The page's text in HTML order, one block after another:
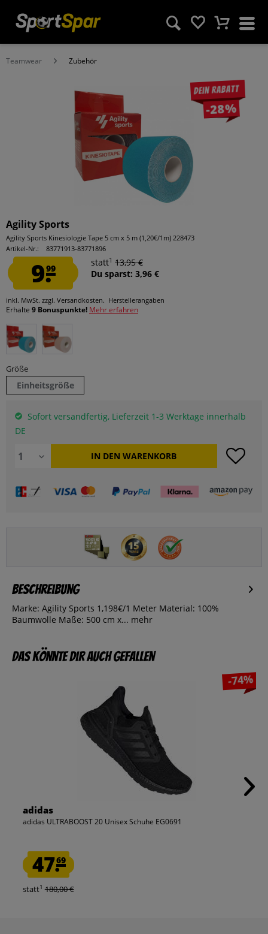
Teamwear Zubehör
Dein Rabatt
-28%
Agility Sports
Agility Sports Kinesiologie Tape 5 cm x 5 m (1,20€/1m) 228473
Artikel-Nr.:
83771913-83771896
9.99
statt1 13,95 €
Du sparst: 3,96 €
inkl. MwSt. zzgl. Versandkosten. Herstellerangaben
Erhalte 9 Bonuspunkte! Mehr erfahren
Größe
Einheitsgröße
Sofort versandfertig, Lieferzeit 1-3 Werktage innerhalb
DE
IN DEN WARENKORB
Beschreibung
Marke: Agility Sports 1,198€/1 Meter Material: 100%
Baumwolle Maße: 500 cm x... mehr
Das könnte dir auch gefallen
-74%
adidas
adidas ULTRABOOST 20 Unisex Schuhe EG0691
47.69
statt1 180,00 €